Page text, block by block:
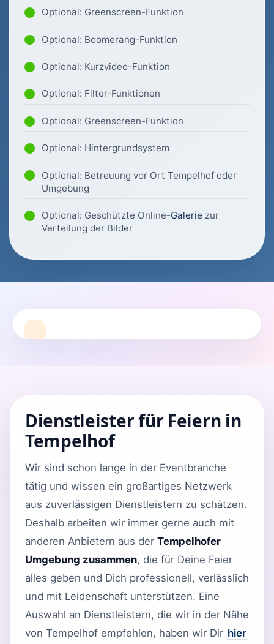
Optional: Greenscreen-Funktion
Optional: Boomerang-Funktion
Optional: Kurzvideo-Funktion
Optional: Filter-Funktionen
Optional: Greenscreen-Funktion
Optional: Hintergrundsystem
Optional: Betreuung vor Ort Tempelhof oder
Umgebung
Optional: Geschützte Online-Galerie zur
Verteilung der Bilder
Dienstleister für Feiern in
Tempelhof
Wir sind schon lange in der Eventbranche
tätig und wissen ein großartiges Netzwerk
aus zuverlässigen Dienstleistern zu schätzen.
Deshalb arbeiten wir immer gerne auch mit
anderen Anbietern aus der Tempelhofer
Umgebung zusammen, die für Deine Feier
alles geben und Dich professionell, verlässlich
und mit Leidenschaft unterstützen. Eine
Auswahl an Dienstleistern, die wir in der Nähe
von Tempelhof empfehlen, haben wir Dir hier